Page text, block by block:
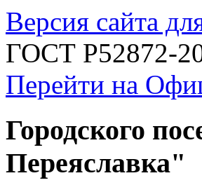
Версия сайта
ГОСТ Р52872-
Перейти на
Городского
Переяславка"